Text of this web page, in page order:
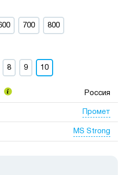
700 800
8 9 10
Россия
Промет
MS Strong